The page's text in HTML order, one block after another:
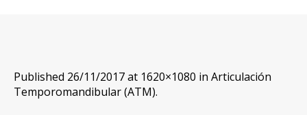
Published 26/11/2017at 1620×1080 in Articulación
Temporomandibular (ATM).